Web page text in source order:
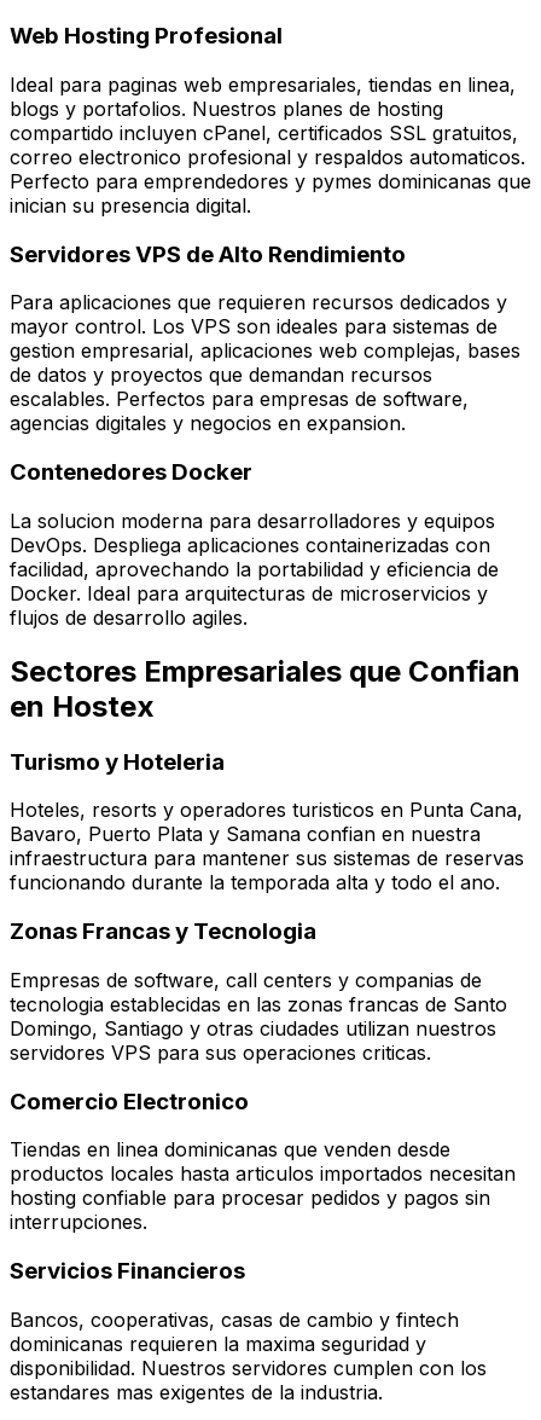
Web Hosting Profesional
Ideal para paginas web empresariales, tiendas en linea,
blogs y portafolios. Nuestros planes de hosting
compartido incluyen cPanel, certificados SSL gratuitos,
correo electronico profesional y respaldos automaticos.
Perfecto para emprendedores y pymes dominicanas que
inician su presencia digital.
Servidores VPS de Alto Rendimiento
Para aplicaciones que requieren recursos dedicados y
mayor control. Los VPS son ideales para sistemas de
gestion empresarial, aplicaciones web complejas, bases
de datos y proyectos que demandan recursos
escalables. Perfectos para empresas de software,
agencias digitales y negocios en expansion.
Contenedores Docker
La solucion moderna para desarrolladores y equipos
DevOps. Despliega aplicaciones containerizadas con
facilidad, aprovechando la portabilidad y eficiencia de
Docker. Ideal para arquitecturas de microservicios y
flujos de desarrollo agiles.
Sectores Empresariales que Confian
en Hostex
Turismo y Hoteleria
Hoteles, resorts y operadores turisticos en Punta Cana,
Bavaro, Puerto Plata y Samana confian en nuestra
infraestructura para mantener sus sistemas de reservas
funcionando durante la temporada alta y todo el ano.
Zonas Francas y Tecnologia
Empresas de software, call centers y companias de
tecnologia establecidas en las zonas francas de Santo
Domingo, Santiago y otras ciudades utilizan nuestros
servidores VPS para sus operaciones criticas.
Comercio Electronico
Tiendas en linea dominicanas que venden desde
productos locales hasta articulos importados necesitan
hosting confiable para procesar pedidos y pagos sin
interrupciones.
Servicios Financieros
Bancos, cooperativas, casas de cambio y fintech
dominicanas requieren la maxima seguridad y
disponibilidad. Nuestros servidores cumplen con los
estandares mas exigentes de la industria.